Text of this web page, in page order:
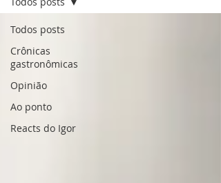
Todos posts
Crônicas
gastronômicas
Opinião
Ao ponto
Reacts do Igor